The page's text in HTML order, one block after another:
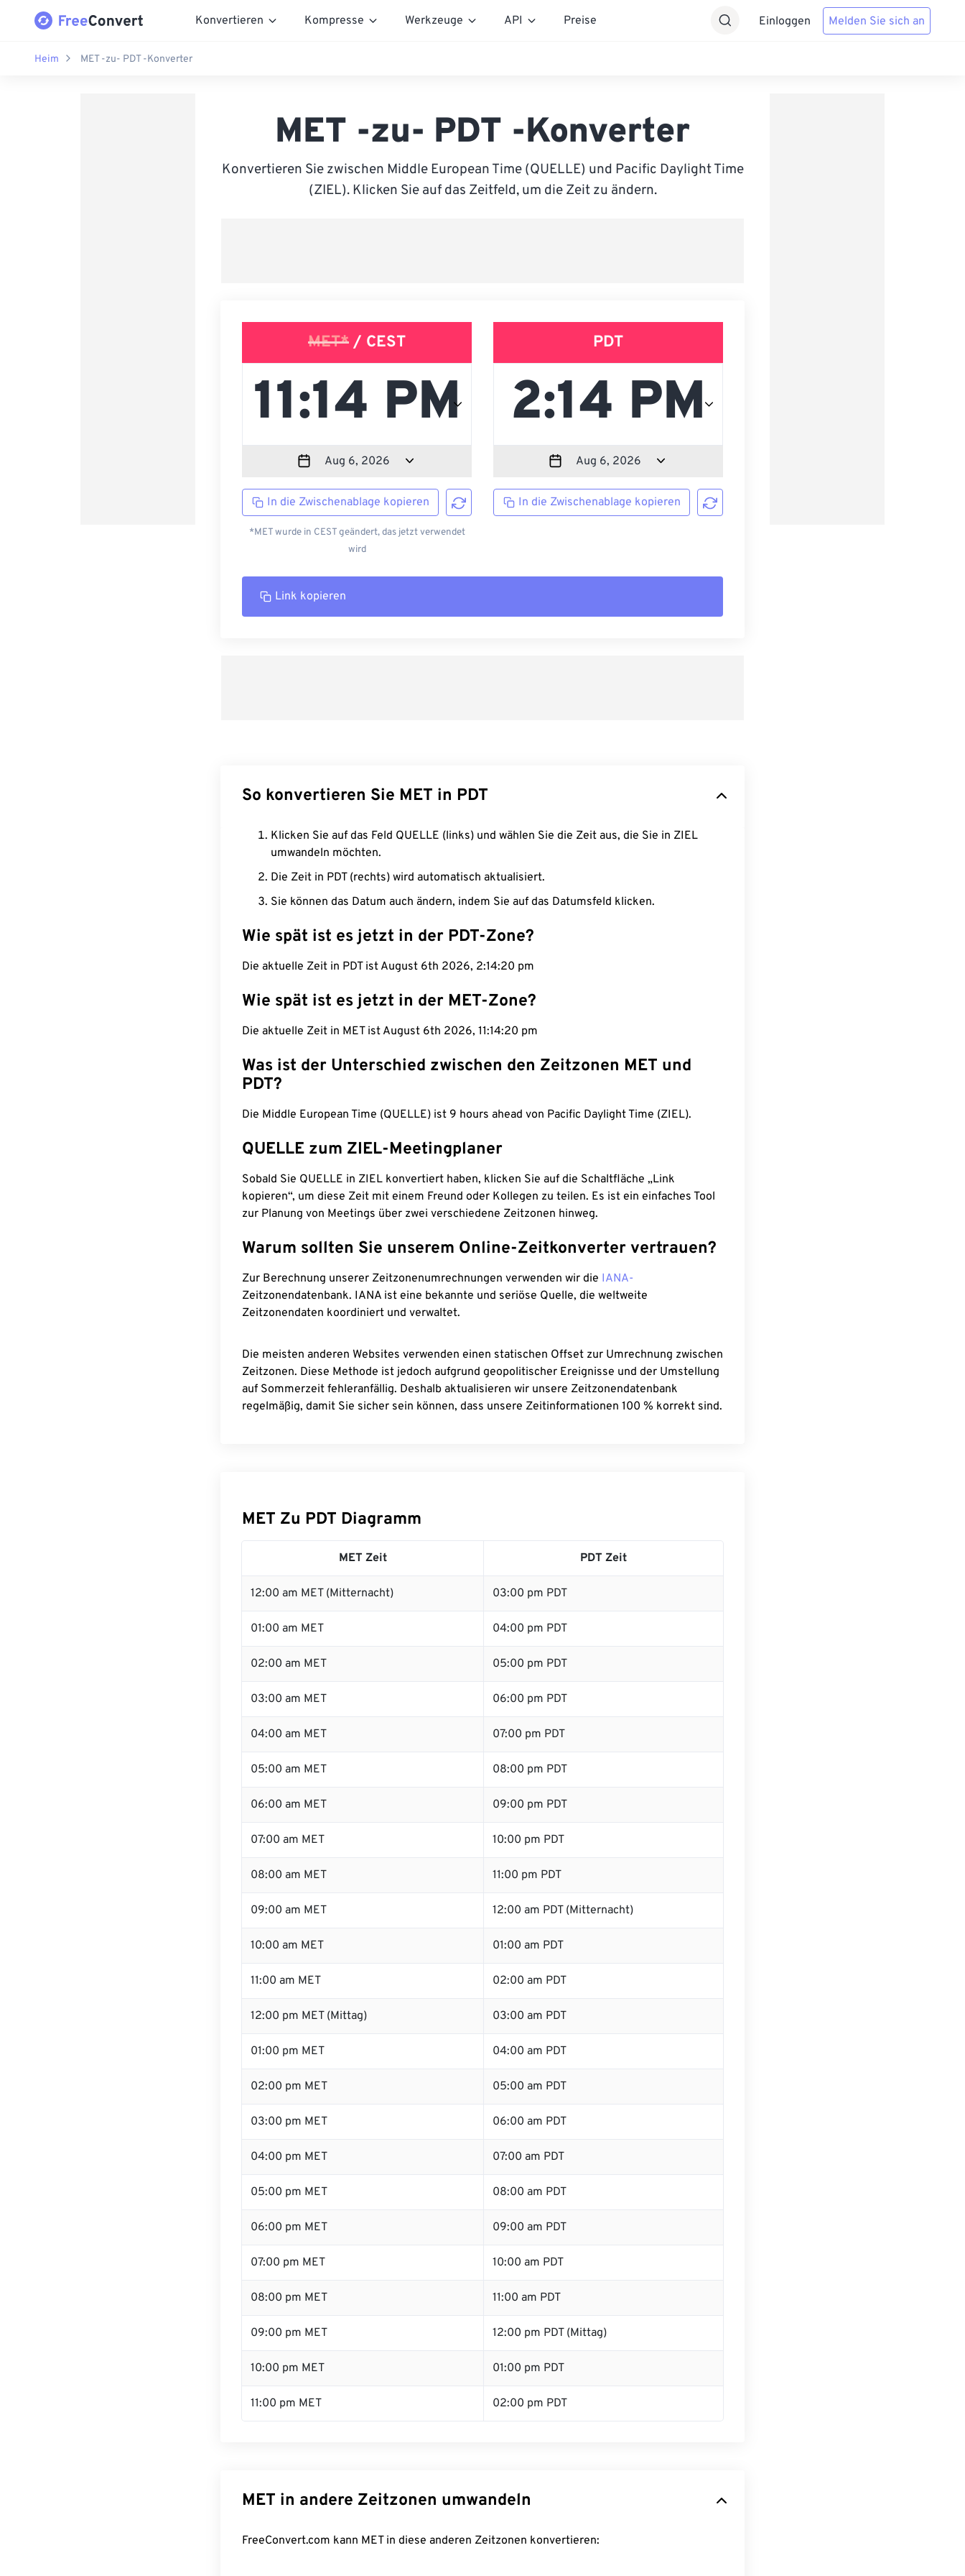
Konvertieren Kompresse Werkzeuge API Preise Einloggen Melden Sie sich an
Heim MET -zu- PDT -Konverter
MET -zu- PDT -Konverter
Konvertieren Sie zwischen Middle European Time (QUELLE) und Pacific Daylight Time
(ZIEL). Klicken Sie auf das Zeitfeld, um die Zeit zu ändern.
MET* / CEST
In die Zwischenablage kopieren
*MET wurde in CEST geändert, das jetzt verwendet
wird
PDT
In die Zwischenablage kopieren
Link kopieren
So konvertieren Sie MET in PDT
Klicken Sie auf das Feld QUELLE (links) und wählen Sie die Zeit aus, die Sie in ZIEL
umwandeln möchten.
Die Zeit in PDT (rechts) wird automatisch aktualisiert.
Sie können das Datum auch ändern, indem Sie auf das Datumsfeld klicken.
Wie spät ist es jetzt in der PDT-Zone?
Die aktuelle Zeit in PDT ist August 6th 2026, 2:14:20 pm
Wie spät ist es jetzt in der MET-Zone?
Die aktuelle Zeit in MET ist August 6th 2026, 11:14:20 pm
Was ist der Unterschied zwischen den Zeitzonen MET und
PDT?
Die Middle European Time (QUELLE) ist 9 hours ahead von Pacific Daylight Time (ZIEL).
QUELLE zum ZIEL-Meetingplaner
Sobald Sie QUELLE in ZIEL konvertiert haben, klicken Sie auf die Schaltfläche „Link
kopieren“, um diese Zeit mit einem Freund oder Kollegen zu teilen. Es ist ein einfaches Tool
zur Planung von Meetings über zwei verschiedene Zeitzonen hinweg.
Warum sollten Sie unserem Online-Zeitkonverter vertrauen?
Zur Berechnung unserer Zeitzonenumrechnungen verwenden wir die IANA-
Zeitzonendatenbank. IANA ist eine bekannte und seriöse Quelle, die weltweite
Zeitzonendaten koordiniert und verwaltet.
Die meisten anderen Websites verwenden einen statischen Offset zur Umrechnung zwischen
Zeitzonen. Diese Methode ist jedoch aufgrund geopolitischer Ereignisse und der Umstellung
auf Sommerzeit fehleranfällig. Deshalb aktualisieren wir unsere Zeitzonendatenbank
regelmäßig, damit Sie sicher sein können, dass unsere Zeitinformationen 100 % korrekt sind.
MET Zu PDT Diagramm
MET Zeit PDT Zeit
12:00 am MET (Mitternacht) 03:00 pm PDT
01:00 am MET 04:00 pm PDT
02:00 am MET 05:00 pm PDT
03:00 am MET 06:00 pm PDT
04:00 am MET 07:00 pm PDT
05:00 am MET 08:00 pm PDT
06:00 am MET 09:00 pm PDT
07:00 am MET 10:00 pm PDT
08:00 am MET 11:00 pm PDT
09:00 am MET 12:00 am PDT (Mitternacht)
10:00 am MET 01:00 am PDT
11:00 am MET 02:00 am PDT
12:00 pm MET (Mittag) 03:00 am PDT
01:00 pm MET 04:00 am PDT
02:00 pm MET 05:00 am PDT
03:00 pm MET 06:00 am PDT
04:00 pm MET 07:00 am PDT
05:00 pm MET 08:00 am PDT
06:00 pm MET 09:00 am PDT
07:00 pm MET 10:00 am PDT
08:00 pm MET 11:00 am PDT
09:00 pm MET 12:00 pm PDT (Mittag)
10:00 pm MET 01:00 pm PDT
11:00 pm MET 02:00 pm PDT
MET in andere Zeitzonen umwandeln
FreeConvert.com kann MET in diese anderen Zeitzonen konvertieren: